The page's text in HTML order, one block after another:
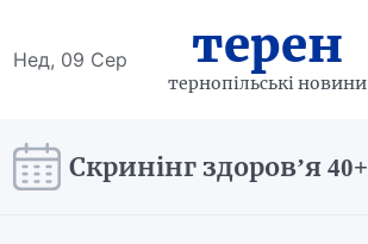
Нед, 09 Сер терен
тернопільські новини
Скринінг здоровʼя 40+